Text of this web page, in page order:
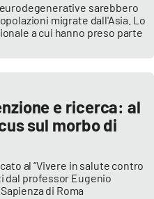
sarebbero
migrate dall'Asia. Lo
a cui hanno preso parte
e ricerca: al
sul morbo di
al “Vivere in salute contro
dal professor Eugenio
di Roma